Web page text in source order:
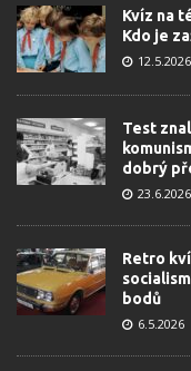
Kvíz na
Kdo je
12.5.2026
Test
dobrý
23.6.2026
Retro
bodů
6.5.2026